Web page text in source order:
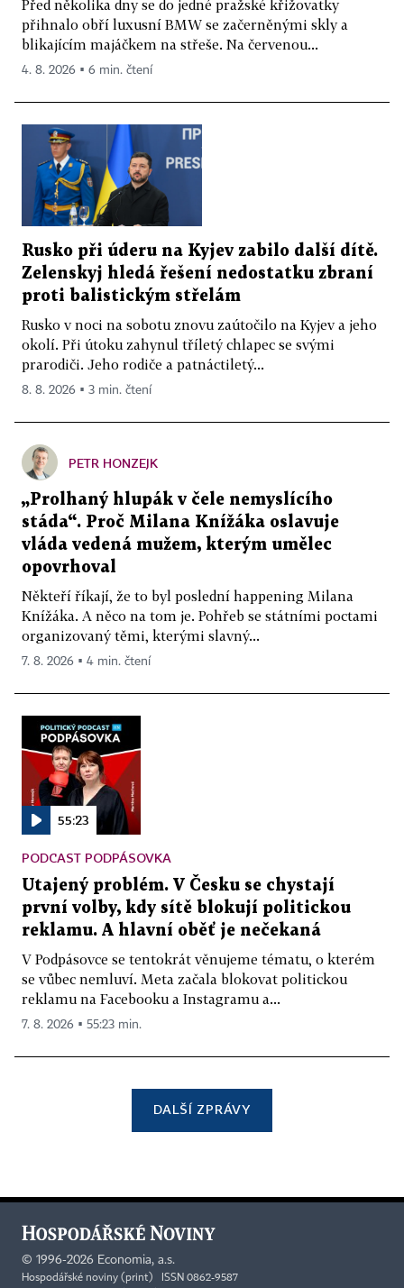
Před několika dny se do jedné pražské křižovatky
přihnalo obří luxusní BMW se začerněnými skly a
blikajícím majáčkem na střeše. Na červenou...
4. 8. 2026 ▪ 6 min. čtení
Rusko při úderu na Kyjev zabilo další dítě.
Zelenskyj hledá řešení nedostatku zbraní
proti balistickým střelám
Rusko v noci na sobotu znovu zaútočilo na Kyjev a jeho
okolí. Při útoku zahynul tříletý chlapec se svými
prarodiči. Jeho rodiče a patnáctiletý...
8. 8. 2026 ▪ 3 min. čtení
PETR HONZEJK
„Prolhaný hlupák v čele nemyslícího
stáda“. Proč Milana Knížáka oslavuje
vláda vedená mužem, kterým umělec
opovrhoval
Někteří říkají, že to byl poslední happening Milana
Knížáka. A něco na tom je. Pohřeb se státními poctami
organizovaný těmi, kterými slavný...
7. 8. 2026 ▪ 4 min. čtení
55:23
PODCAST PODPÁSOVKA
Utajený problém. V Česku se chystají
první volby, kdy sítě blokují politickou
reklamu. A hlavní oběť je nečekaná
V Podpásovce se tentokrát věnujeme tématu, o kterém
se vůbec nemluví. Meta začala blokovat politickou
reklamu na Facebooku a Instagramu a...
7. 8. 2026 ▪ 55:23 min.
DALŠÍ ZPRÁVY
© 1996-2026 Economia, a.s.
Hospodářské noviny (print) ISSN 0862-9587